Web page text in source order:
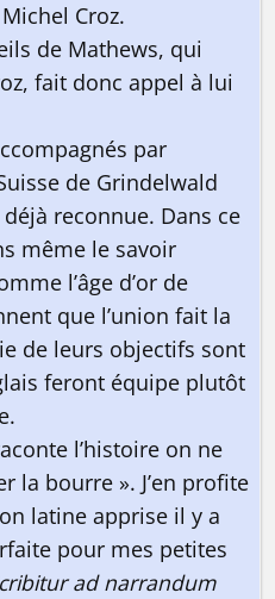
Croz.
de Mathews, qui
fait donc appel à lui
par
de Grindelwald
reconnue. Dans ce
même le savoir
l’âge d’or de
que l’union fait la
de leurs objectifs sont
feront équipe plutôt
l’histoire on ne
la bourre ». J’en profite
latine apprise il y a
pour mes petites
ad narrandum